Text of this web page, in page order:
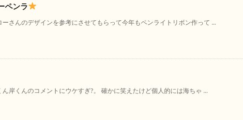
ペンラ
ーさんのデザインを参考にさせてもらって今年もペンライトリボン作って ...
岸くんのコメントにウケすぎ?。 確かに笑えたけど個人的には海ちゃ ...